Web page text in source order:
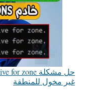
غير مخول للمنطقة